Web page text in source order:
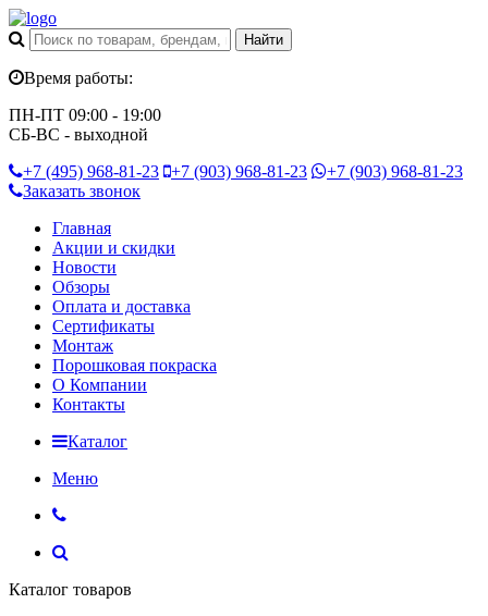
Время работы:
ПН-ПТ 09:00 - 19:00
СБ-ВС - выходной
+7 (495) 968-81-23 +7 (903) 968-81-23 +7 (903) 968-81-23
Заказать звонок
Главная
Акции и скидки
Новости
Обзоры
Оплата и доставка
Сертификаты
Монтаж
Порошковая покраска
О Компании
Контакты
Каталог
Меню
Каталог товаров